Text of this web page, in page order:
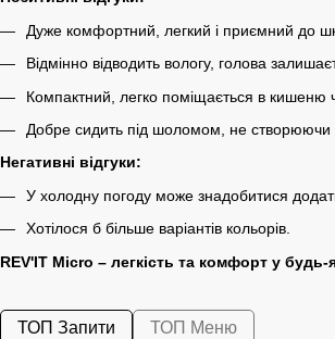
Дуже комфортний, легкий і приємний до
Відмінно відводить вологу, голова
Компактний, легко поміщається в кишеню
Добре сидить під шоломом, не створюючи
Негативні відгуки:
У холодну погоду може знадобитися
Хотілося б більше варіантів кольорів.
REV'IT Micro – легкість та комфорт у будь-
ТОП Запити ТОП Меню